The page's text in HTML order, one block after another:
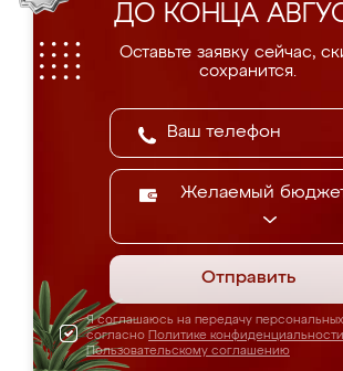
ДО КОНЦА
Оставьте заявку сейчас,
сохранится.
Желаемый
Отправить
Я соглашаюсь на передачу
согласно Политике конфиденциальности
Пользовательскому соглашению